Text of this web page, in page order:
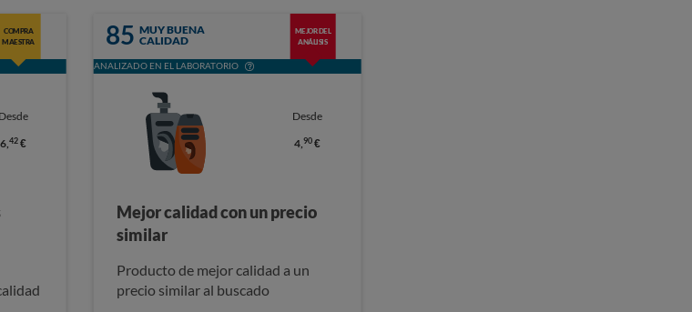
COMPRA
MAESTRA
Desde
6,42€
85 MUY BUENA
CALIDAD
MEJOR DEL
ANÁLISIS
ANALIZADO EN EL LABORATORIO
Desde
4,90€
Mejor calidad con un precio
similar
Producto de mejor calidad a un
precio similar al buscado